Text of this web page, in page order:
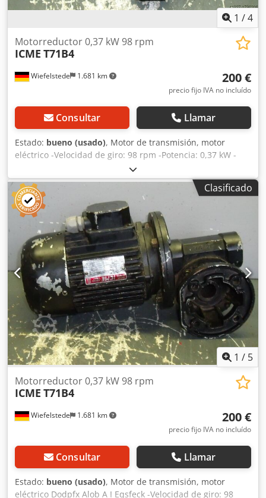
1 /4
Wiefelstede 1.681 km
Motorreductor 0,37 kW 98 rpm
ICME T71B4
200 €
precio fijo IVA no incluído
Consultar Llamar
Estado: bueno (usado), Motor de transmisión, motor
eléctrico -Velocidad de giro: 98 rpm -Potencia: 0,37 kW -
Tipo de construcción: B5, angular Dedpfx Alob A Ihwefsck -
Diámetro del eje hueco: Ø 15 mm -Grado de protección: IP
55 -Peso: 10 kg
Clasificado
1 / 5
Wiefelstede 1.681 km
Motorreductor 0,37 kW 98 rpm
ICME T71B4
200 €
precio fijo IVA no incluído
Consultar Llamar
Estado: bueno (usado), Motor de transmisión, motor
eléctrico Dodpfx Alob A I Eqsfeck -Velocidad de giro: 98